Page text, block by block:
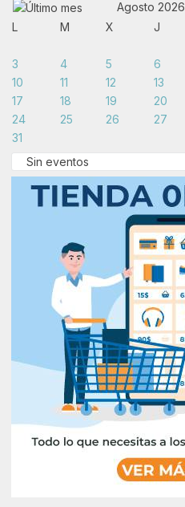
Agosto 2026
L
M X J
3
4 5 6
10
11 12 13
17
18 19 20
24
25 26 27
31
Sin eventos